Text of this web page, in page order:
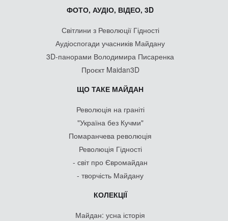
ФОТО, АУДІО, ВІДЕО, 3D
Світлини з Революції Гідності
Аудіоспогади учасників Майдану
3D-панорами Володимира Писаренка
Проєкт Maidan3D
ЩО ТАКЕ МАЙДАН
Революція на граніті
"Україна без Кучми"
Помаранчева революція
Революція Гідності
- світ про Євромайдан
- творчість Майдану
КОЛЕКЦІЇ
Майдан: усна історія